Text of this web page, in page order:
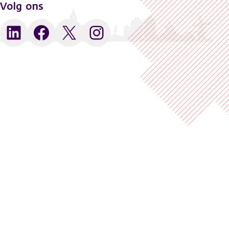
Volg ons
LinkedIn Facebook X Instagram